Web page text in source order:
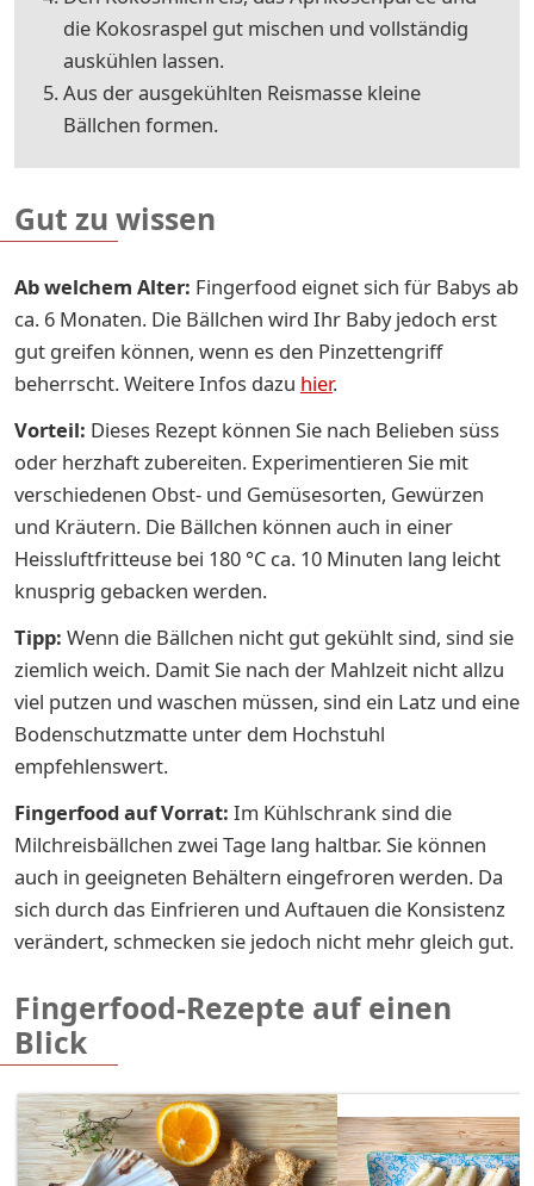
die Kokosraspel gut mischen und vollständig
auskühlen lassen.
Aus der ausgekühlten Reismasse kleine
Bällchen formen.
Gut zu wissen
Ab welchem Alter: Fingerfood eignet sich für Babys ab
ca. 6 Monaten. Die Bällchen wird Ihr Baby jedoch erst
gut greifen können, wenn es den Pinzettengriff
beherrscht. Weitere Infos dazu hier.
Vorteil: Dieses Rezept können Sie nach Belieben süss
oder herzhaft zubereiten. Experimentieren Sie mit
verschiedenen Obst- und Gemüsesorten, Gewürzen
und Kräutern. Die Bällchen können auch in einer
Heissluftfritteuse bei 180 °C ca. 10 Minuten lang leicht
knusprig gebacken werden.
Tipp: Wenn die Bällchen nicht gut gekühlt sind, sind sie
ziemlich weich. Damit Sie nach der Mahlzeit nicht allzu
viel putzen und waschen müssen, sind ein Latz und eine
Bodenschutzmatte unter dem Hochstuhl
empfehlenswert.
Fingerfood auf Vorrat: Im Kühlschrank sind die
Milchreisbällchen zwei Tage lang haltbar. Sie können
auch in geeigneten Behältern eingefroren werden. Da
sich durch das Einfrieren und Auftauen die Konsistenz
verändert, schmecken sie jedoch nicht mehr gleich gut.
Fingerfood-Rezepte auf einen
Blick